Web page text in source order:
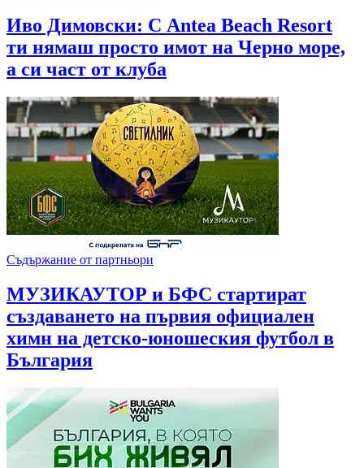
Иво Димовски: С Antea Beach Resort
ти нямаш просто имот на Черно море,
а си част от клуба
Съдържание от партньори
МУЗИКАУТОР и БФС стартират
създаването на първия официален
химн на детско-юношеския футбол в
България